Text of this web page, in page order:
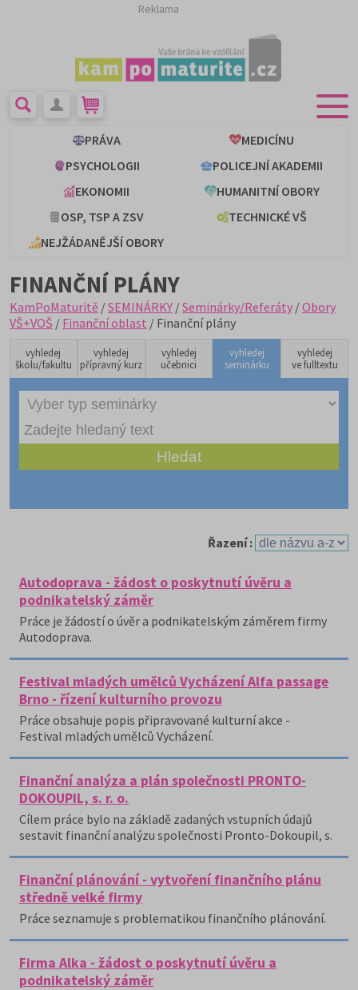
Reklama
PRÁVA
MEDICÍNU
PSYCHOLOGII
POLICEJNÍ AKADEMII
EKONOMII
HUMANITNÍ OBORY
OSP, TSP A ZSV
TECHNICKÉ VŠ
NEJŽÁDANĚJŠÍ OBORY
FINANČNÍ PLÁNY
KamPoMaturitě /SEMINÁRKY /Seminárky/Referáty /Obory
VŠ+VOŠ / Finanční oblast / Finanční plány
vyhledej
školu/fakultu
vyhledej
přípravný kurz
vyhledej
učebnici
vyhledej
seminárku
vyhledej
ve fulltextu
Řazení :
Autodoprava - žádost o poskytnutí úvěru a
podnikatelský záměr
Práce je žádostí o úvěr a podnikatelským záměrem firmy
Autodoprava.
Festival mladých umělců Vycházení Alfa passage
Brno - řízení kulturního provozu
Práce obsahuje popis připravované kulturní akce -
Festival mladých umělců Vycházení.
Finanční analýza a plán společnosti PRONTO-
DOKOUPIL, s. r. o.
Cílem práce bylo na základě zadaných vstupních údajů
sestavit finanční analýzu společnosti Pronto-Dokoupil, s.
Finanční plánování - vytvoření finančního plánu
středně velké firmy
Práce seznamuje s problematikou finančního plánování.
Firma Alka - žádost o poskytnutí úvěru a
podnikatelský záměr